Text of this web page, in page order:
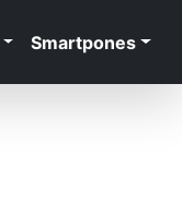
Smartpones